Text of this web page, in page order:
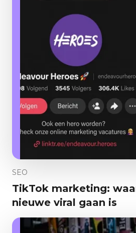
SEO
TikTok marketing:
nieuwe viral gaan is